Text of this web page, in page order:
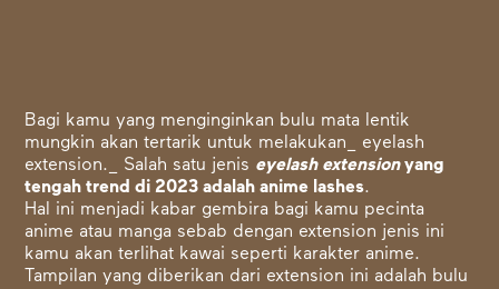
Bagi kamu yang menginginkan bulu mata lentik
mungkin akan tertarik untuk melakukan_ eyelash
extension._ Salah satu jenis eyelash extensionyang
tengah trend di 2023 adalah anime lashes.
Hal ini menjadi kabar gembira bagi kamu pecinta
anime atau manga sebab dengan extension jenis ini
kamu akan terlihat kawai seperti karakter anime.
Tampilan yang diberikan dari extension ini adalah bulu